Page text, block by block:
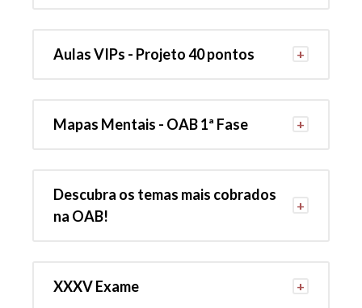
Aulas VIPs - Projeto 40 pontos
Mapas Mentais - OAB 1ª Fase
Descubra os temas mais cobrados
na OAB!
XXXV Exame